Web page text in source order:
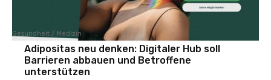
Gesundheit / Medizin
Adipositas neu denken: Digitaler Hub soll
Barrieren abbauen und Betroffene
unterstützen